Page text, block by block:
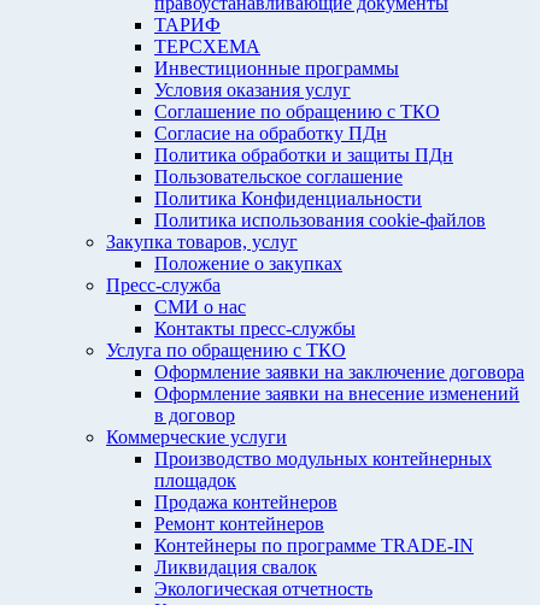
ТАРИФ
ТЕРСХЕМА
Инвестиционные программы
Условия оказания услуг
Соглашение по обращению с ТКО
Согласие на обработку ПДн
Политика обработки и защиты ПДн
Пользовательское соглашение
Политика Конфиденциальности
Политика использования cookie-файлов
Закупка товаров, услуг
Положение о закупках
Пресс-служба
СМИ о нас
Контакты пресс-службы
Услуга по обращению с ТКО
Оформление заявки на заключение договора
Оформление заявки на внесение изменений
в договор
Коммерческие услуги
Производство модульных контейнерных
площадок
Продажа контейнеров
Ремонт контейнеров
Контейнеры по программе TRADE-IN
Ликвидация свалок
Экологическая отчетность